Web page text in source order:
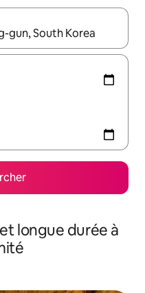
utilisez les flèches vers le
longue durée à